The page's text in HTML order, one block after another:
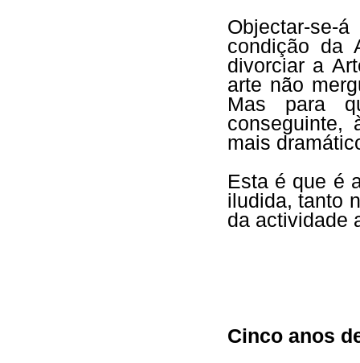
Objectar-se-
condição da
divorciar a
arte não
Mas para
conseguinte,
mais
Esta é que é
iludida, tanto
da actividade
Cinco anos